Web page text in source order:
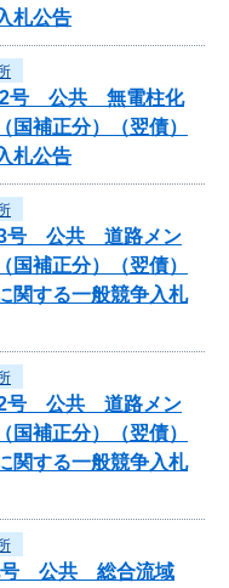
札公告
2号 公共 無電柱化
補正分）（翌債）
札公告
3号 公共 道路メン
国補正分）（翌債）
関する一般競争入札
2号 公共 道路メン
国補正分）（翌債）
関する一般競争入札
号 公共 総合流域